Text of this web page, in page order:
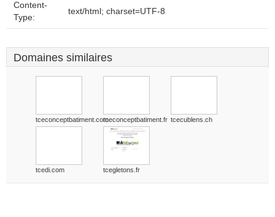
Content-
Type:
text/html; charset=UTF-8
Domaines similaires
tceconceptbatiment.comtceconceptbatiment.fr tcecublens.ch
tcedi.com tcegletons.fr